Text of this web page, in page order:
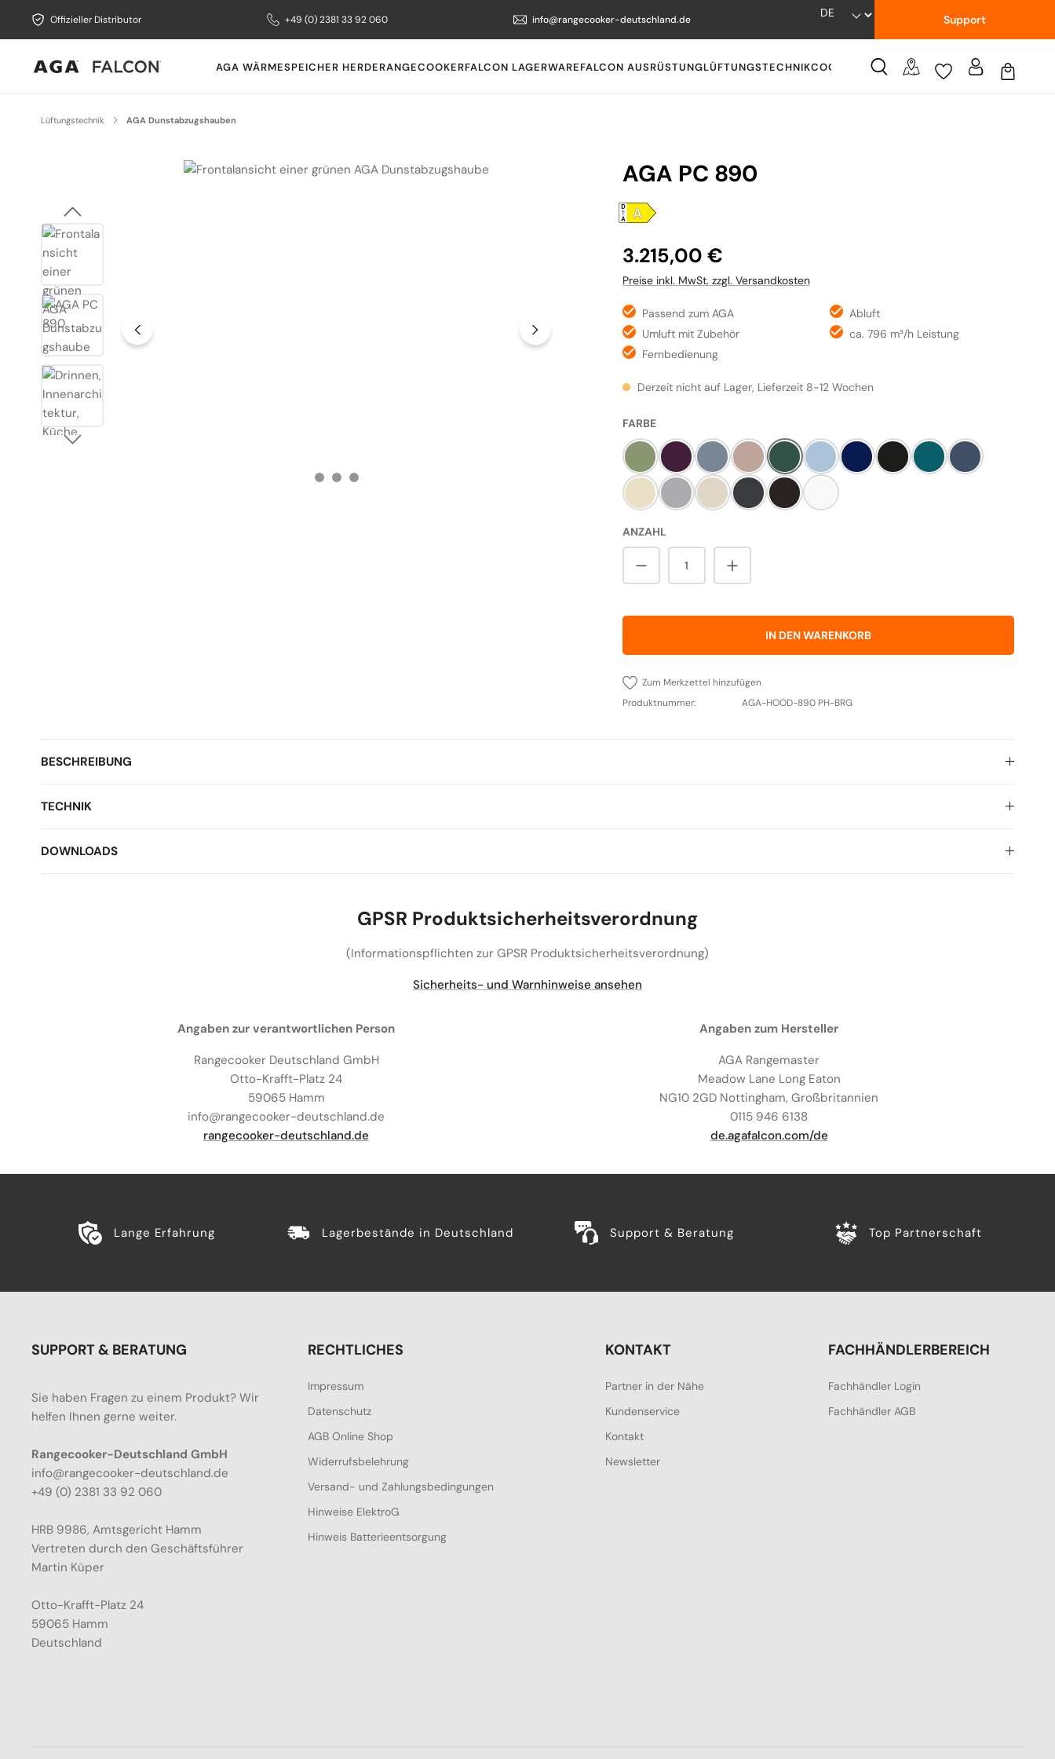
Offizieller Distributor +49 (0) 2381 33 92 060 info@rangecooker-deutschland.de Support
AGA WÄRMESPEICHER HERDERANGECOOKERFALCON LAGERWAREFALCON AUSRÜSTUNGLÜFTUNGSTECHNIKCOOKWARE WISSENSWERTES
Lüftungstechnik AGA Dunstabzugshauben
Bildergalerie überspringen AGA PC 890
Regulärer Preis:
3.215,00 €
Preise inkl. MwSt. zzgl. Versandkosten
Passend zum AGA
Abluft
Umluft mit Zubehör
ca. 796 m³/h Leistung
Fernbedienung
Derzeit nicht auf Lager, Lieferzeit 8-12 Wochen
FARBEAUSWÄHLEN
Olivine AubergineDove Blush Britisch Racing Green
Duck Egg BlueDark BluePewter Salcombe BlueDartmouth Blue
Linen Pearl Ashes
Cream Slate Black Weiß
ANZAHL
Produkt Anzahl: Gib den gewünschten Wert ein
IN DEN WARENKORB
Zum Merkzettel hinzufügen
Produktnummer:
AGA-HOOD-890 PH-BRG
BESCHREIBUNG
TECHNIK
DOWNLOADS
GPSR Produktsicherheitsverordnung
(Informationspflichten zur GPSR Produktsicherheitsverordnung)
Sicherheits- und Warnhinweise ansehen
Angaben zur verantwortlichen Person
Rangecooker Deutschland GmbH
Otto-Krafft-Platz 24
59065 Hamm
info@rangecooker-deutschland.de
rangecooker-deutschland.de
Angaben zum Hersteller
AGA Rangemaster
Meadow Lane Long Eaton
NG10 2GD Nottingham, Großbritannien
0115 946 6138
de.agafalcon.com/de
Lange Erfahrung Lagerbestände in Deutschland Support & Beratung Top Partnerschaft
SUPPORT & BERATUNG
Sie haben Fragen zu einem Produkt? Wir
helfen Ihnen gerne weiter.
Rangecooker-Deutschland GmbH
info@rangecooker-deutschland.de
+49 (0) 2381 33 92 060
HRB 9986, Amtsgericht Hamm
Vertreten durch den Geschäftsführer
Martin Küper
Otto-Krafft-Platz 24
59065 Hamm
Deutschland
RECHTLICHES
Impressum
Datenschutz
AGB Online Shop
Widerrufsbelehrung
Versand- und Zahlungsbedingungen
Hinweise ElektroG
Hinweis Batterieentsorgung
KONTAKT
Partner in der Nähe
Kundenservice
Kontakt
Newsletter
FACHHÄNDLERBEREICH
Fachhändler Login
Fachhändler AGB